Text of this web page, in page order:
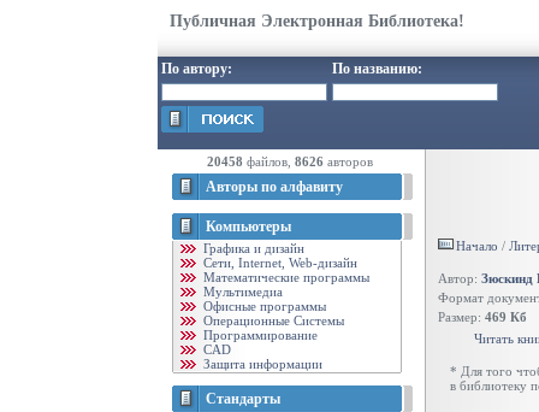
Публичная Электронная Библиотека!
По автору: По названию:
20458 файлов, 8626 авторов
Авторы по алфавиту
Компьютеры
Графика и дизайн
Cети, Internet, Web-дизайн
Математические программы
Мультимедиа
Офисные программы
Операционные Системы
Программирование
CAD
Защита информации
Стандарты
Начало /
Автор: Зюскинд
Формат
Размер: 469 Кб
Читать
* Для того
в библиотеку